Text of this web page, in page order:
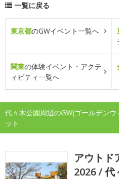
一覧に戻る
東京都のGWイベント一覧へ
関東の体験イベント・アクテ
ィビティ一覧へ
代々木公園周辺のGW(ゴールデン
ット
アウトド
2026 / 代